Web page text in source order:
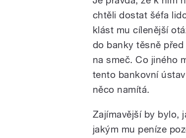
chtěli dostat šéfa
klást mu cílenější
do banky těsně
na smeč. Co jiného
tento bankovní
něco namítá.
Zajímavější by bylo,
jakým mu peníze